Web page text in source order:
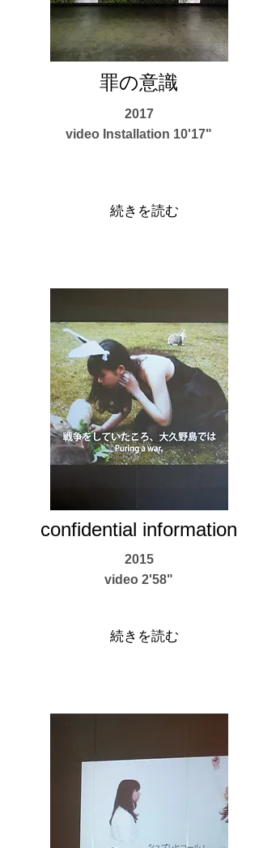
​罪の意識
2017
video Installation 10'17"
続きを読む
confidential information
2015
video 2'58"
続きを読む